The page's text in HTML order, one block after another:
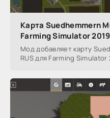
Карта Suedhemmern
Farming Simulator 2019
Мод добавляет карту
RUS для Farming Simulator